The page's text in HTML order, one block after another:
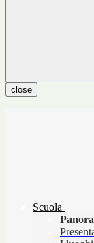
close
Scuola